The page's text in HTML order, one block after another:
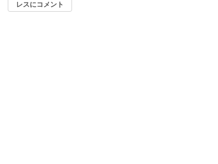
レスにコメント